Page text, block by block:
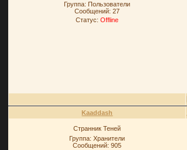
Группа: Пользователи
Сообщений:27
Статус:Offline
Kaaddash
Странник Теней
Группа: Хранители
Сообщений:905